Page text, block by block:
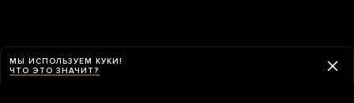
МЫ ИСПОЛЬЗУЕМ КУКИ!
ЧТО ЭТО ЗНАЧИТ?